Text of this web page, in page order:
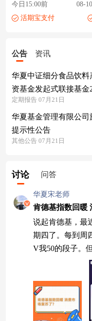
今日15:00前 08-
活期宝支付
公告 资讯
华夏中证细分食品饮
资基金发起式联接基金
定期报告 07月21日
华夏基金管理有限公司
提示性公告
其他公告 07月21日
讨论 问答
华夏宋老师
肯德基指数回暖
说起肯德基，最
期四了。每到周
V我50的段子。
域，其实也一个
——肯德基指数
就是肯德基每季
门店覆盖广、消
某种程度上，它